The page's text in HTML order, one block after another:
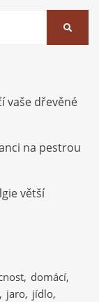
vaše dřevěné
na pestrou
větší
domácí
jaro jídlo